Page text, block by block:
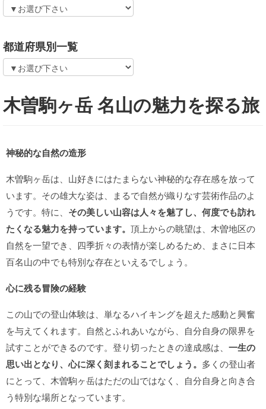
都道府県別一覧
木曽駒ヶ岳 名山の魅力を探る旅
神秘的な自然の造形
木曽駒ヶ岳は、山好きにはたまらない神秘的な存在感を放って
います。その雄大な姿は、まるで自然が織りなす芸術作品のよ
うです。特に、 その美しい山容は人々を魅了し、何度でも訪れ
たくなる魅力を持っています。 頂上からの眺望は、木曽地区の
自然を一望でき、四季折々の表情が楽しめるため、まさに日本
百名山の中でも特別な存在といえるでしょう。
心に残る冒険の経験
この山での登山体験は、単なるハイキングを超えた感動と興奮
を与えてくれます。自然とふれあいながら、自分自身の限界を
試すことができるのです。登り切ったときの達成感は、 一生の
思い出となり、心に深く刻まれることでしょう。 多くの登山者
にとって、木曽駒ヶ岳はただの山ではなく、自分自身と向き合
う特別な場所となっています。